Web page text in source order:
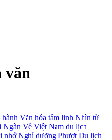
văn
Văn hóa tâm linh Nhìn từ
Ngàn Về Việt Nam du lịch
nhớNghỉ dưỡng Phượt Du lịch